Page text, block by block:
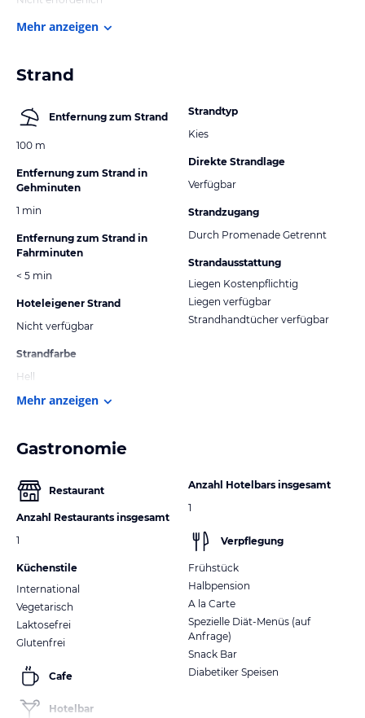
Mehr anzeigen
Strand
Entfernung zum Strand
100 m
Entfernung zum Strand in
Gehminuten
1 min
Entfernung zum Strand in
Fahrminuten
< 5 min
Hoteleigener Strand
Nicht verfügbar
Strandfarbe
Hell
Strandtyp
Kies
Direkte Strandlage
Verfügbar
Strandzugang
Durch Promenade Getrennt
Strandausstattung
Liegen Kostenpflichtig
Liegen verfügbar
Strandhandtücher verfügbar
Mehr anzeigen
Gastronomie
Restaurant
Anzahl Restaurants insgesamt
1
Küchenstile
International
Vegetarisch
Laktosefrei
Glutenfrei
Cafe
Hotelbar
Anzahl Hotelbars insgesamt
1
Verpflegung
Frühstück
Halbpension
A la Carte
Spezielle Diät-Menüs (auf
Anfrage)
Snack Bar
Diabetiker Speisen